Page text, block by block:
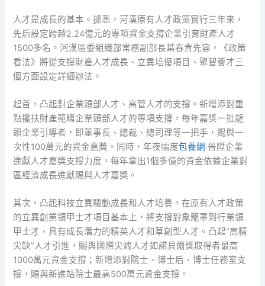
人才是成長的基本。據悉，河漢原有人才政策實行三年來，
先后設定跨越2.24億元的專項資金支撐企業引育財產人才
1500多名。河漢區委組織部常務副部長葉春青先容，《政策
看法》將從支撐財產人才成長、立異培優項目、聚智薈才三
個方面設定詳細辦法。
起首，凸起對企業頭部人才、高管人才的支撐。新增添對重
點攙扶財產範疇企業頭部人才的專項支撐，每年嘉獎一批龍
頭企業引導者，即董事長、總裁、總司理等一把手，賜與一
次性100萬元的資金嘉獎。同時，年夜幅度包養網 晉陞企業
進獻人才嘉獎支撐力度，每年拿出1個多億的資金依據企業對
區經濟成長進獻賜與人才嘉獎。
其次，凸起科技立異驅動成長和人才培養。在原有人才政策
的立異創業領甲士才項目基本上，將支撐對象籠罩到行業領
甲士才、具有成長潛力的精英人才和草創型人才。凸起“高精
尖缺”人才引進，賜與國際尖端人才如諾貝爾獎取得者最高
1000萬元資金支撐；新增添對院士、博士后、博士任務室支
撐，賜與新進站院士最高500萬元資金支撐。